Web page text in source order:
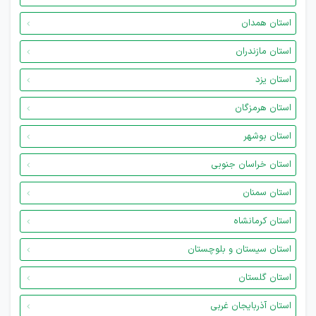
استان همدان
استان مازندران
استان یزد
استان هرمزگان
استان بوشهر
استان خراسان جنوبی
استان سمنان
استان کرمانشاه
استان سیستان و بلوچستان
استان گلستان
استان آذربایجان غربی